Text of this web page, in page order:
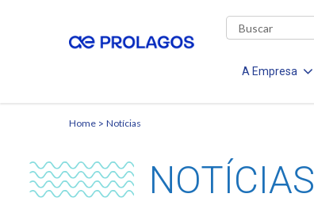
A Empresa
Home Notícias
NOTÍCIAS